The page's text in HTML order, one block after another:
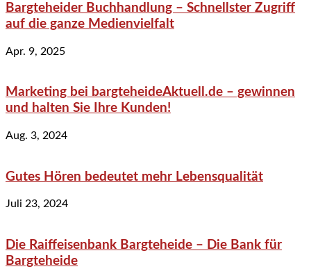
Bargteheider Buchhandlung – Schnellster Zugriff
auf die ganze Medienvielfalt
Apr. 9, 2025
Marketing bei bargteheideAktuell.de – gewinnen
und halten Sie Ihre Kunden!
Aug. 3, 2024
Gutes Hören bedeutet mehr Lebensqualität
Juli 23, 2024
Die Raiffeisenbank Bargteheide – Die Bank für
Bargteheide